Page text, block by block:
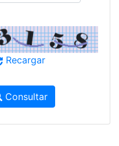
Recargar
Consultar